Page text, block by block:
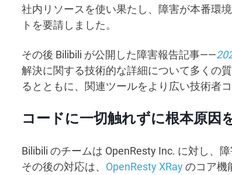
社内リソースを使い果たし、障害が本番環
トを要請しました。
その後 Bilibili が公開した障害報告記事——
解決に関する技術的な詳細について多くの
るとともに、関連ツールをより広い技術者
コードに一切触れずに根本原因
Bilibili のチームは OpenResty Inc. に対し、
その後の対応は、 OpenResty XRayのコア機